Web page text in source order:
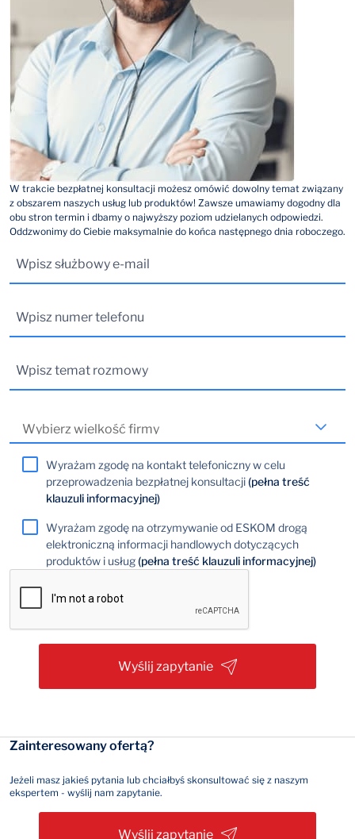
W trakcie bezpłatnej konsultacji możesz omówić dowolny temat związany
z obszarem naszych usług lub produktów! Zawsze umawiamy dogodny dla
obu stron termin i dbamy o najwyższy poziom udzielanych odpowiedzi.
Oddzwonimy do Ciebie maksymalnie do końca następnego dnia roboczego.
Wyrażam zgodę na kontakt telefoniczny w celu
przeprowadzenia bezpłatnej konsultacji(pełna treść
klauzuli informacyjnej)
Wyrażam zgodę na otrzymywanie od ESKOM drogą
elektroniczną informacji handlowych dotyczących
produktów i usług(pełna treść klauzuli informacyjnej)
Wyślij zapytanie
Zainteresowany ofertą?
Jeżeli masz jakieś pytania lub chciałbyś skonsultować się z naszym
ekspertem - wyślij nam zapytanie.
Wyślij zapytanie